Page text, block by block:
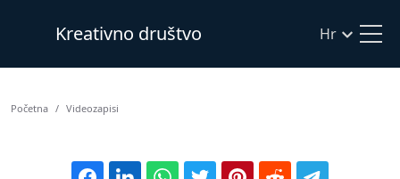
Kreativno društvo Hr
Početna Videozapisi